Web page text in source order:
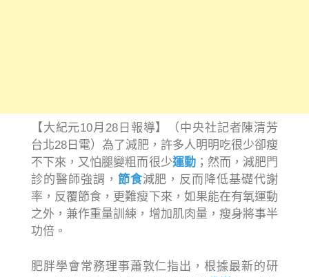
【大紀元10月28日報導】（中央社記者陳清芳
台北28日電）為了減肥，許多人明明吃很少卻瘦
不下來，又怕腿變粗而很少運動；然而，減肥門
診的醫師強調， 節食減肥，反而降低基礎代謝
率，反覆節食，更難瘦下來，如果能在有氧運動
之外，兼作重量訓練，增加肌肉量，瘦身將事半
功倍。
肥胖學會常務理事蕭敦仁指出，根據最新的研